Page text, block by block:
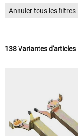
Annuler tous les filtres
138 Variantes d'articles